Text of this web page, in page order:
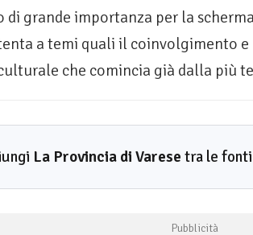
di grande importanza per la
a temi quali il coinvolgimento e
che comincia già dalla più
La Provincia di Varese tra le